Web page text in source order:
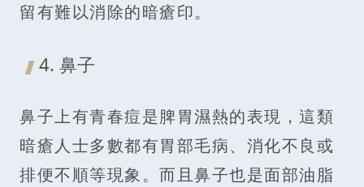
留有難以消除的暗瘡印。
4. 鼻子
鼻子上有青春痘是脾胃濕熱的表現，這類
暗瘡人士多數都有胃部毛病、消化不良或
排便不順等現象。而且鼻子也是面部油脂